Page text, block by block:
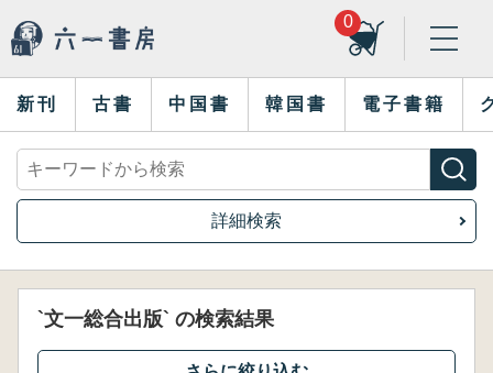
0
新刊 古書 中国書 韓国書 電子書籍
詳細検索
`文一総合出版` の検索結果